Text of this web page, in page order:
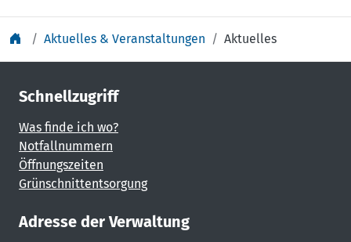
Aktuelles & Veranstaltungen Aktuelles
Schnellzugriff
Was finde ich wo?
Notfallnummern
Öffnungszeiten
Grünschnittentsorgung
Adresse der Verwaltung